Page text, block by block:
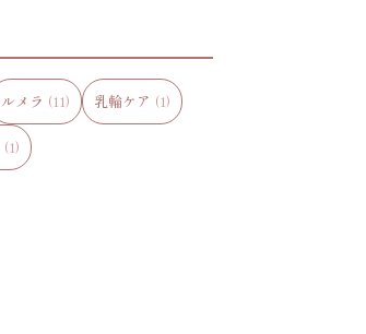
ルメラ (11) 乳輪ケア (1)
(1)